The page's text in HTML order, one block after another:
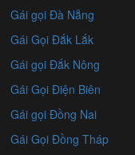
Gái gọi Đà Nẵng
Gái Gọi Đắk Lắk
Gái gọi Đắk Nông
Gái Gọi Điện Biên
Gái gọi Đồng Nai
Gái Gọi Đồng Tháp